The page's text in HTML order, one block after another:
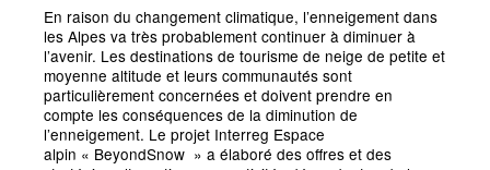
En raison du changement climatique, l’enneigement dans
les Alpes va très probablement continuer à diminuer à
l’avenir. Les destinations de tourisme de neige de petite et
moyenne altitude et leurs communautés sont
particulièrement concernées et doivent prendre en
compte les conséquences de la diminution de
l’enneigement. Le projet Interreg Espace
alpin « BeyondSnow » a élaboré des offres et des